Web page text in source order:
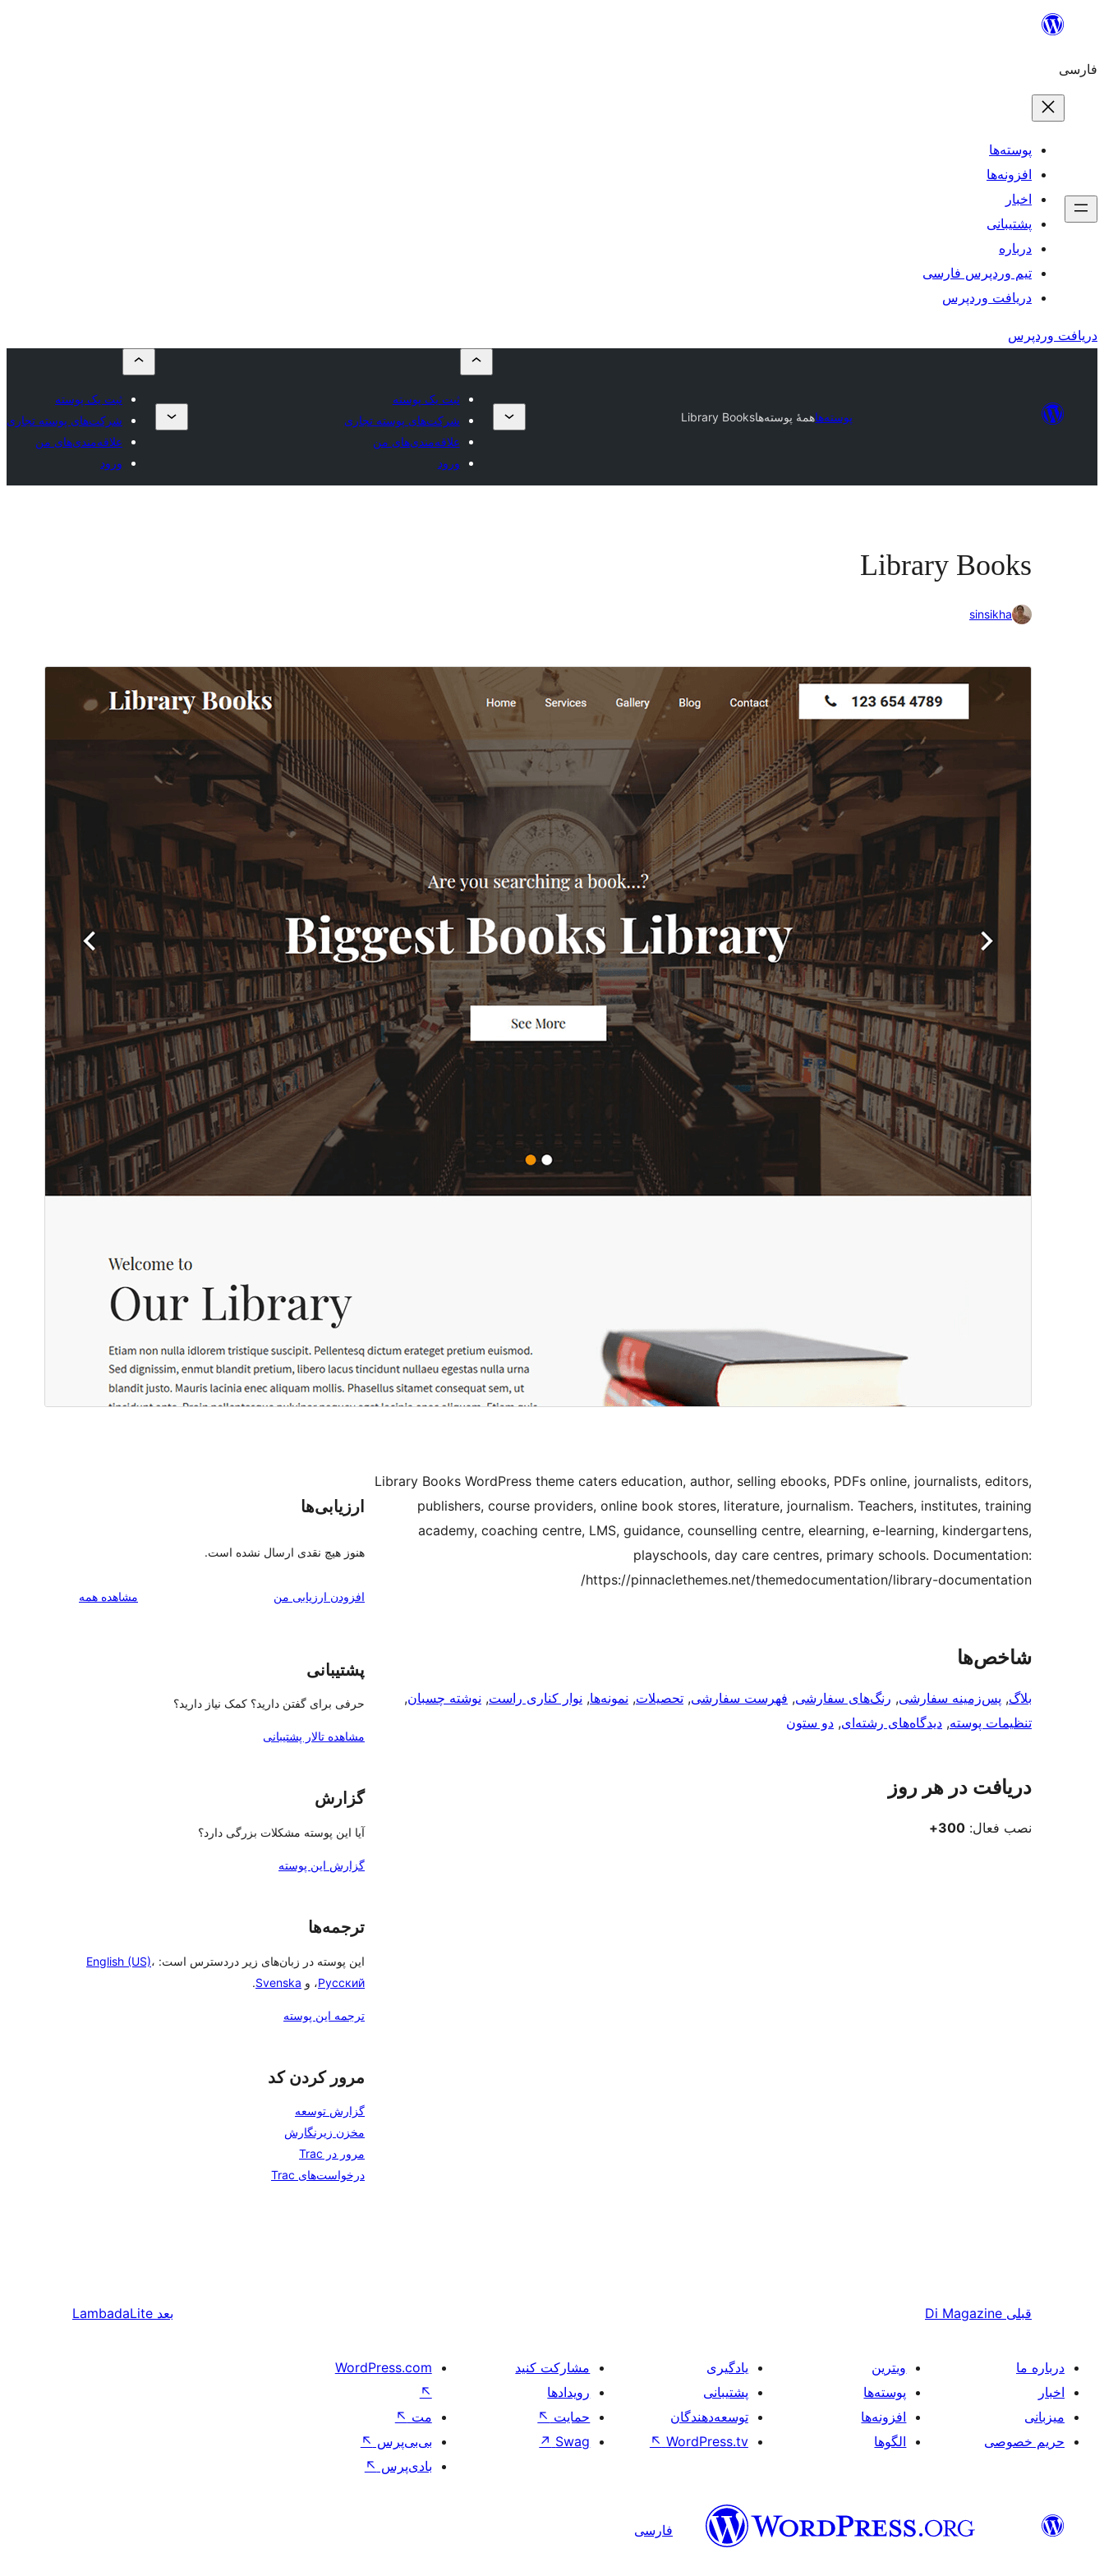
محتوا
فارسی
پوسته‌ها
افزونه‌ها
اخبار
پشتیبانی
درباره
تیم وردپرس فارسی
دریافت وردپرس
دریافت وردپرس
پوسته‌هاهمهٔ پوسته‌هاLibrary Books
ثبت یک پوسته
شرکت‌های پوسته تجاری
علاقه‌مندی‌های من
ورود
ثبت یک پوسته
شرکت‌های پوسته تجاری
علاقه‌مندی‌های من
ورود
Library Books
sinsikha
پیش‌نمایشدانلود
نگارش
2.1
آخرین به‌روزرسانی
نصب‌های فعال
صفحه اصلی پوسته
Library Books WordPress theme caters education, author, selling ebooks, PDFs online, journalists, editors,
publishers, course providers, online book stores, literature, journalism. Teachers, institutes, training
academy, coaching centre, LMS, guidance, counselling centre, elearning, e-learning, kindergartens,
playschools, day care centres, primary schools. Documentation:
https://pinnaclethemes.net/themedocumentation/library-documentation/
شاخص‌ها
بلاگ, پس‌زمینه سفارشی, رنگ‌های سفارشی, فهرست سفارشی, تحصیلات, نمونه‌ها, نوار کناری راست, نوشته چسبان,
تنظیمات پوسته, دیدگاه‌های رشته‌ای, دو ستون
دریافت در هر روز
نصب فعال: 300+
ارزیابی‌ها
هنوز هیچ نقدی ارسال نشده است.
افزودن ارزیابی من مشاهده همه
پشتیبانی
حرفی برای گفتن دارید؟ کمک نیاز دارید؟
مشاهده تالار پشتیبانی
گزارش
آیا این پوسته مشکلات بزرگی دارد؟
گزارش این پوسته
ترجمه‌ها
این پوسته در زبان‌های زیر دردسترس است: English (US)،
Русский، و Svenska
.
ترجمه این پوسته
مرور کردن کد
گزارش توسعه
مخزن زیرنگارش
مرور در Trac
درخواست‌های Trac
قبلی Di Magazine بعد LambadaLite
درباره ما
اخبار
میزبانی
حریم خصوصی
ویترین
پوسته‌ها
افزونه‌ها
الگوها
یادگیری
پشتیبانی
توسعه‌دهندگان
WordPress.tv
↖
مشارکت کنید
رویدادها
حمایت ↖
Swag
↗
WordPress.com
↖
مت ↖
بی‌بی‌پرس ↖
بادی‌پرس ↖
فارسی